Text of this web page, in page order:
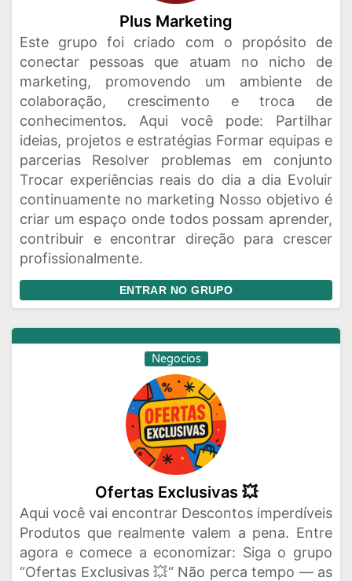
Plus Marketing
Este grupo foi criado com o propósito de
conectar pessoas que atuam no nicho de
marketing, promovendo um ambiente de
colaboração, crescimento e troca de
conhecimentos. Aqui você pode: Partilhar
ideias, projetos e estratégias Formar equipas e
parcerias Resolver problemas em conjunto
Trocar experiências reais do dia a dia Evoluir
continuamente no marketing Nosso objetivo é
criar um espaço onde todos possam aprender,
contribuir e encontrar direção para crescer
profissionalmente.
ENTRAR NO GRUPO
Negocios
Ofertas Exclusivas 💥
Aqui você vai encontrar Descontos imperdíveis
Produtos que realmente valem a pena. Entre
agora e comece a economizar: Siga o grupo
“Ofertas Exclusivas 💥“ Não perca tempo — as